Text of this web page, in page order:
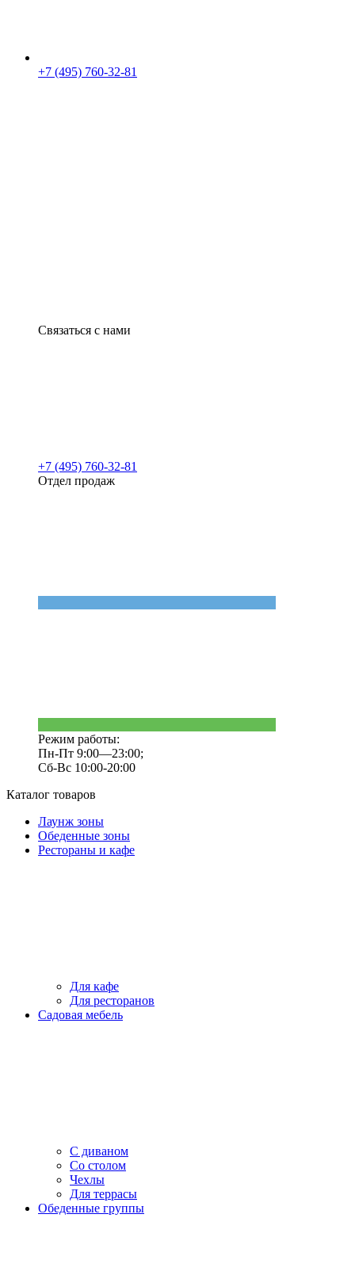
+7 (495) 760-32-81
Связаться с нами
+7 (495) 760-32-81
Отдел продаж
Режим работы:
Пн-Пт 9:00—23:00;
Сб-Вс 10:00-20:00
Каталог товаров
Лаунж зоны
Обеденные зоны
Рестораны и кафе
Для кафе
Для ресторанов
Садовая мебель
С диваном
Со столом
Чехлы
Для террасы
Обеденные группы